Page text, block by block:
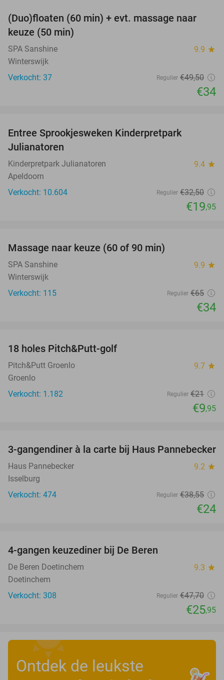
31%
(Duo)floaten (60 min) + evt. massage naar
keuze (50 min)
SPA Sanshine 9.9 star
Winterswijk
Verkocht: 37
Regulier €49,50
€34
Entree Sprookjesweken Kinderpretpark
Julianatoren
Kinderpretpark Julianatoren 9.4 star
Apeldoorn
Verkocht: 10.604
Regulier €32,50
€19,95
Massage naar keuze (60 of 90 min)
SPA Sanshine 9.9 star
Winterswijk
Verkocht: 115
Regulier €65
€34
18 holes Pitch&Putt-golf
Pitch&Putt Groenlo 9.7 star
Groenlo
Verkocht: 1.182
Regulier €21
€9,95
38%
3-gangendiner à la carte bij Haus Pannebecker
Haus Pannebecker 9.2 star
Isselburg
Verkocht: 474
Regulier €38,55
€24
4-gangen keuzediner bij De Beren
De Beren Doetinchem 9.3 star
Doetinchem
Verkocht: 308
Regulier €47,70
€25,95
Ontdek de leukste